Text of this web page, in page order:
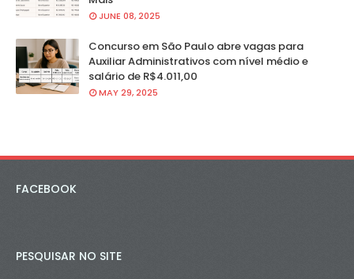
JUNE 08, 2025
Concurso em São Paulo abre vagas para
Auxiliar Administrativos com nível médio e
salário de R$4.011,00
MAY 29, 2025
FACEBOOK
PESQUISAR NO SITE